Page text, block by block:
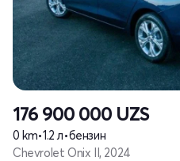
176 900 000 UZS
0 km•1.2 л•бензин
Chevrolet Onix II, 2024